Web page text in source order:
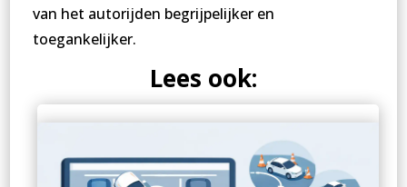
van het autorijden begrijpelijker en
toegankelijker.
Lees ook: